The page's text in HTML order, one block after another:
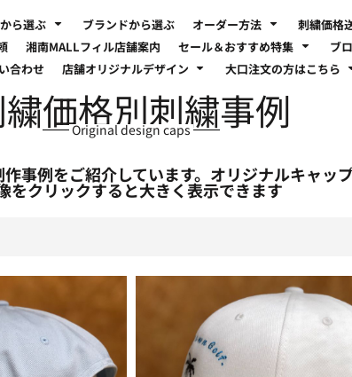
ら選ぶ ブランドから選ぶ オーダー方法
刺繍価格
湘南MALLフィル店舗案内 セール＆おすすめ特集
ブ
合わせ
店舗オリジナルデザイン 大口注文の方はこちら
価格別刺繍事例
Original design caps
事例をご紹介しています。オリジナルキャッ
をクリックすると大きく表示できます